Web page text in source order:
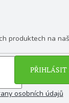
produktech na
osobních údajů
PŘIHLÁSIT